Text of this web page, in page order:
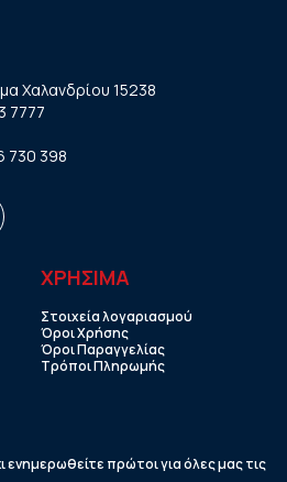
Χαλανδρίου 15238
7777
730 398
ΧΡHΣΙΜΑ
Στοιχεία λογαριασμού
Όροι Χρήσης
Όροι Παραγγελίας
Τρόποι Πληρωμής
πρώτοι για όλες μας τις